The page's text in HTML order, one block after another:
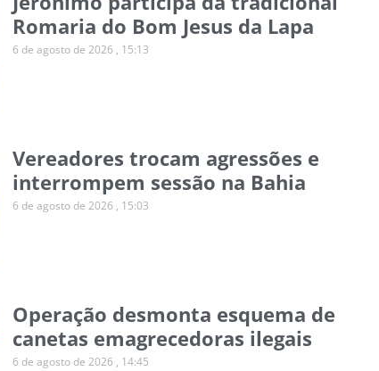
Romaria do Bom Jesus da Lapa
6 de agosto de 2026 15:13
Vereadores trocam agressões e
interrompem sessão na Bahia
6 de agosto de 2026 15:03
Operação desmonta esquema de
canetas emagrecedoras ilegais
6 de agosto de 2026 14:45